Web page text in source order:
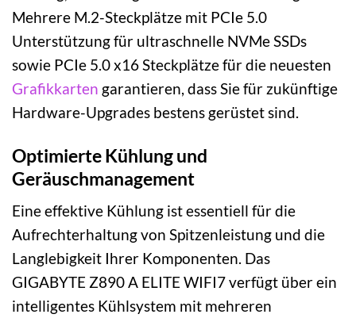
Mehrere M.2-Steckplätze mit PCIe 5.0
Unterstützung für ultraschnelle NVMe SSDs
sowie PCIe 5.0 x16 Steckplätze für die neuesten
Grafikkarten garantieren, dass Sie für zukünftige
Hardware-Upgrades bestens gerüstet sind.
Optimierte Kühlung und
Geräuschmanagement
Eine effektive Kühlung ist essentiell für die
Aufrechterhaltung von Spitzenleistung und die
Langlebigkeit Ihrer Komponenten. Das
GIGABYTE Z890 A ELITE WIFI7 verfügt über ein
intelligentes Kühlsystem mit mehreren